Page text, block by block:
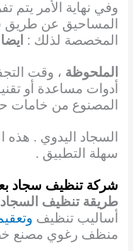
وفي نهاية الأمر يتم
المساحيق عن طريق
المخصصة لذلك :
الملحوظة ، وقت
أدوات مساعدة أو
المصنوع من خامات
السجاد اليدوي .
سهلة التطبيق .
شركة تنظيف سجاد
طريقة تنظيف السجاد
أساليب تنظيف
منظف رغوي مصنع